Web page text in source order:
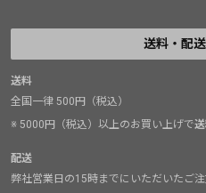
送料・配
送料
全国一律 500円（税込）
※ 5000円（税込）以上のお買い上げで
配送
弊社営業日の15時までにいただいたご